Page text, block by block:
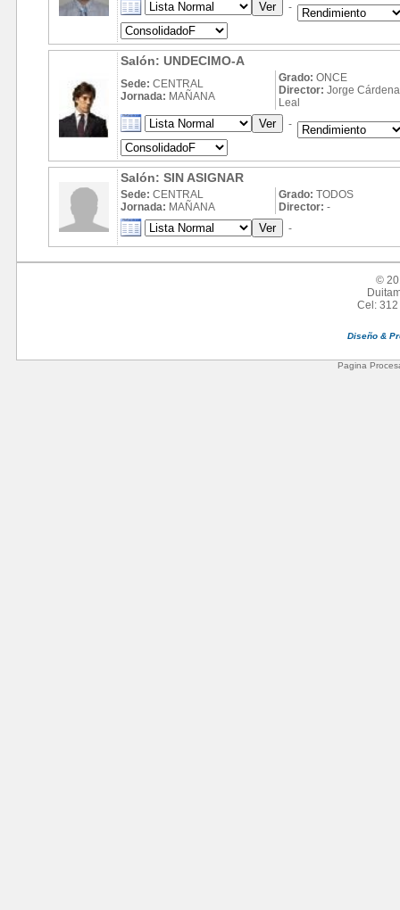
-
Salón: UNDECIMO-A
Sede: CENTRAL
Jornada: MAÑANA
Grado: ONCE
Director: Jorge
Leal
-
Salón: SIN ASIGNAR
Sede: CENTRAL
Jornada: MAÑANA
Grado: TODOS
Director: -
-
©
Cel:
Diseño &
Pagina